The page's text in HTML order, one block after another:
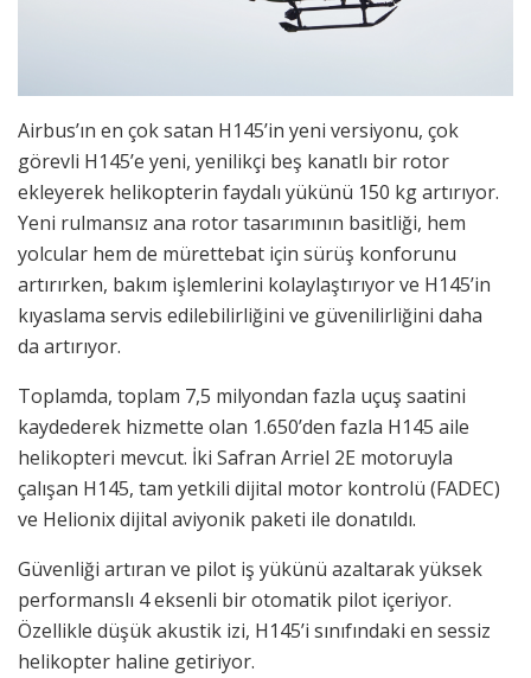
Airbus’ın en çok satan H145’in yeni versiyonu, çok
görevli H145’e yeni, yenilikçi beş kanatlı bir rotor
ekleyerek helikopterin faydalı yükünü 150 kg artırıyor.
Yeni rulmansız ana rotor tasarımının basitliği, hem
yolcular hem de mürettebat için sürüş konforunu
artırırken, bakım işlemlerini kolaylaştırıyor ve H145’in
kıyaslama servis edilebilirliğini ve güvenilirliğini daha
da artırıyor.
Toplamda, toplam 7,5 milyondan fazla uçuş saatini
kaydederek hizmette olan 1.650’den fazla H145 aile
helikopteri mevcut. İki Safran Arriel 2E motoruyla
çalışan H145, tam yetkili dijital motor kontrolü (FADEC)
ve Helionix dijital aviyonik paketi ile donatıldı.
Güvenliği artıran ve pilot iş yükünü azaltarak yüksek
performanslı 4 eksenli bir otomatik pilot içeriyor.
Özellikle düşük akustik izi, H145’i sınıfındaki en sessiz
helikopter haline getiriyor.